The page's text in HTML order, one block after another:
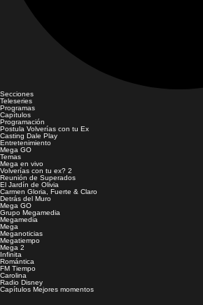
Secciones
Teleseries
Programas
Capítulos
Programación
Postula Volverías con tu Ex
Casting Dale Play
Entretenimiento
Mega GO
Temas
Mega en vivo
Volverías con tu ex? 2
Reunión de Superados
El Jardín de Olivia
Carmen Gloria, Fuerte & Claro
Detrás del Muro
Mega GO
Grupo Megamedia
Megamedia
Mega
Meganoticias
Megatiempo
Mega 2
Infinita
Romántica
FM Tiempo
Carolina
Radio Disney
Capítulos Mejores momentos